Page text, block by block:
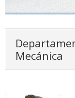
Mecánica